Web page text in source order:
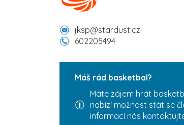
jksp@stardust.cz
602205494
Máš rád basketbal?
Máte zájem hrát
nabízí možnost stát se
informací nás